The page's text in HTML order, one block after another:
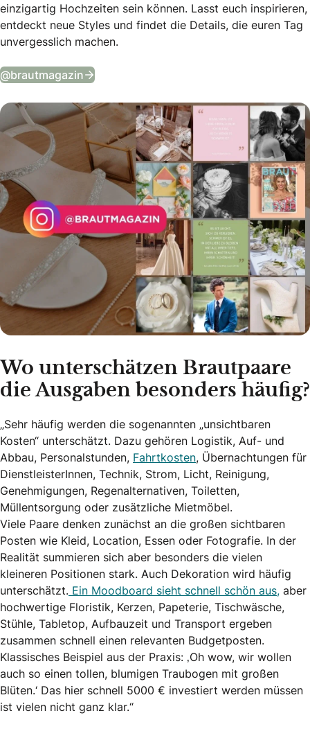
einzigartig Hochzeiten sein können. Lasst euch inspirieren,
entdeckt neue Styles und findet die Details, die euren Tag
unvergesslich machen.
@brautmagazin Tägliche Wedding Vibes auf Instagram
Wo unterschätzen Brautpaare
die Ausgaben besonders häufig?
„Sehr häufig werden die sogenannten „unsichtbaren
Kosten“ unterschätzt. Dazu gehören Logistik, Auf- und
Abbau, Personalstunden, Fahrtkosten, Übernachtungen für
DienstleisterInnen, Technik, Strom, Licht, Reinigung,
Genehmigungen, Regenalternativen, Toiletten,
Müllentsorgung oder zusätzliche Mietmöbel.
Viele Paare denken zunächst an die großen sichtbaren
Posten wie Kleid, Location, Essen oder Fotografie. In der
Realität summieren sich aber besonders die vielen
kleineren Positionen stark. Auch Dekoration wird häufig
unterschätzt. Ein Moodboard sieht schnell schön aus, aber
hochwertige Floristik, Kerzen, Papeterie, Tischwäsche,
Stühle, Tabletop, Aufbauzeit und Transport ergeben
zusammen schnell einen relevanten Budgetposten.
Klassisches Beispiel aus der Praxis: ‚Oh wow, wir wollen
auch so einen tollen, blumigen Traubogen mit großen
Blüten.‘ Das hier schnell 5000 € investiert werden müssen
ist vielen nicht ganz klar.“